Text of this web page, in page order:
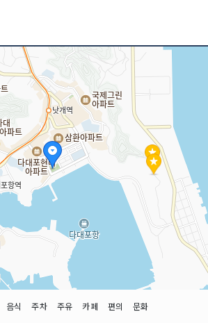
음식 주차 주유 카페 편의 문화